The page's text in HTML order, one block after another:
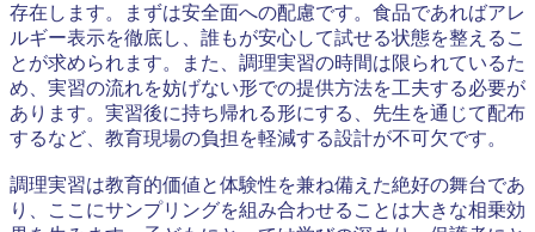
存在します。まずは安全面への配慮です。食品であればアレ
ルギー表示を徹底し、誰もが安心して試せる状態を整えるこ
とが求められます。また、調理実習の時間は限られているた
め、実習の流れを妨げない形での提供方法を工夫する必要が
あります。実習後に持ち帰れる形にする、先生を通じて配布
するなど、教育現場の負担を軽減する設計が不可欠です。
調理実習は教育的価値と体験性を兼ね備えた絶好の舞台であ
り、ここにサンプリングを組み合わせることは大きな相乗効